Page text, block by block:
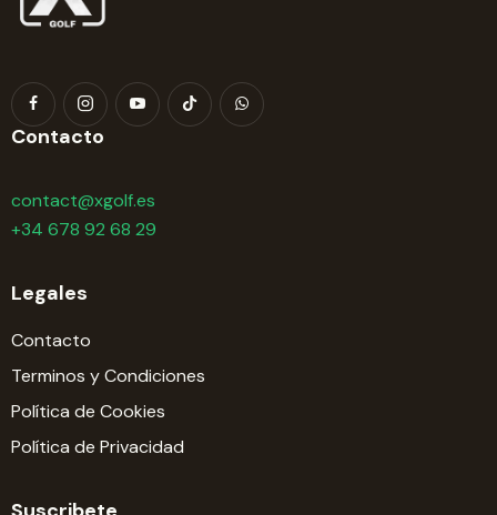
Contacto
contact@xgolf.es
+34 678 92 68 29
Legales
Contacto
Terminos y Condiciones
Política de Cookies
Política de Privacidad